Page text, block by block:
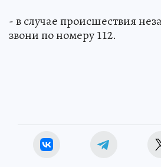
- в случае происшествия
звони по номеру 112.